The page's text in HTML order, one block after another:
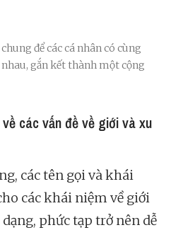
để các cá nhân có cùng
gắn kết thành một cộng
các vấn đề về giới và xu
các tên gọi và khái
các khái niệm về giới
phức tạp trở nên dễ